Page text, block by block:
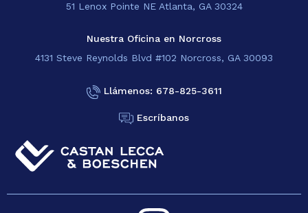
51 Lenox Pointe NE Atlanta, GA 30324
Nuestra Oficina en Norcross
4131 Steve Reynolds Blvd #102 Norcross, GA 30093
Llámenos: 678-825-3611
Escríbanos